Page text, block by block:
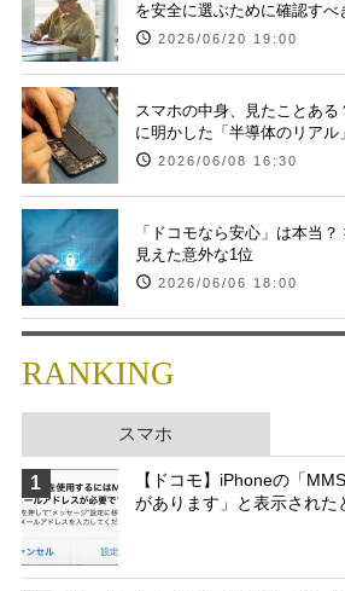
を安全に選ぶために確認すべ
2026/06/20 19:00
スマホの中身、見たことあ
に明かした「半導体のリアル」
2026/06/08 16:30
「ドコモなら安心」は本当
見えた意外な1位
2026/06/06 18:00
RANKING
スマホ
1
【ドコモ】iPhoneの「
があります」と表示された